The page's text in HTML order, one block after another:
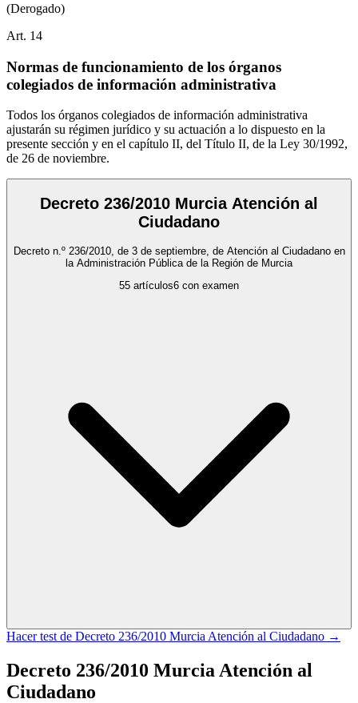
(Derogado)
Art. 14
Normas de funcionamiento de los órganos
colegiados de información administrativa
Todos los órganos colegiados de información administrativa
ajustarán su régimen jurídico y su actuación a lo dispuesto en la
presente sección y en el capítulo II, del Título II, de la Ley 30/1992,
de 26 de noviembre.
Decreto 236/2010 Murcia Atención al
Ciudadano
Decreto n.º 236/2010, de 3 de septiembre, de Atención al Ciudadano en
la Administración Pública de la Región de Murcia
55 artículos6 con examen
Hacer test de Decreto 236/2010 Murcia Atención al Ciudadano →
Decreto 236/2010 Murcia Atención al
Ciudadano